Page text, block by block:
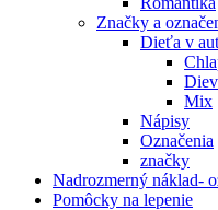
Značky a
Dieťa v
Mix
Nápisy
Označenia
značky
Nadrozmerný náklad-
Pomôcky na lepenie